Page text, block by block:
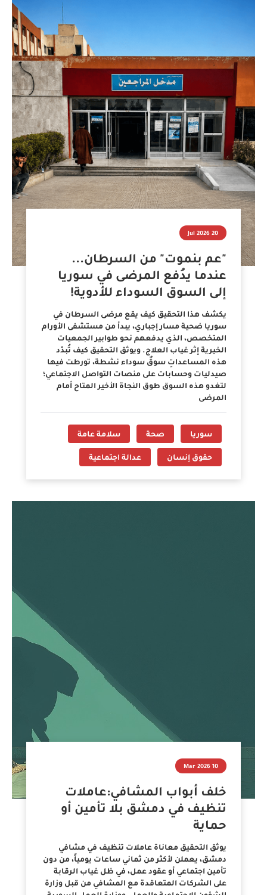
20 Jul 2026
"عم بنموت" من السرطان...
عندما يدُفع المرضى في سوريا
إلى السوق السوداء للأدوية!
يكشف هذا التحقيق كيف يقع مرضى السرطان في
سوريا ضحية مسار إجباري، يبدأ من مستشفى الأورام
المتخصص، الذي يدفعهم نحو طوابير الجمعيات
الخيرية إثر غياب العلاج. ويوثق التحقيق كيف تُبدّد
هذه المساعداتِ سوقٌ سوداء نشطة، تورطت فيها
صيدليات وحسابات على منصات التواصل الاجتماعي؛
لتغدو هذه السوق طوق النجاة الأخير المتاح أمام
المرضى
سوريا صحة سلامة عامة
حقوق إنسان عدالة اجتماعية
10 Mar 2026
خلف أبواب المشافي:عاملات
تنظيف في دمشق بلا تأمين أو
حماية
يوثق التحقيق معاناة عاملات تنظيف في مشافي
دمشق، يعملن لأكثر من ثماني ساعات يومياً، من دون
تأمين اجتماعي أو عقود عمل، في ظل غياب الرقابة
على الشركات المتعاقدة مع المشافي من قبل وزارة